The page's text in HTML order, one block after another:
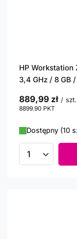
HP
3,4 GHz / 8 GB
889,99 zł / szt.
8899.90 PKT
Dostępny (10
Ilość